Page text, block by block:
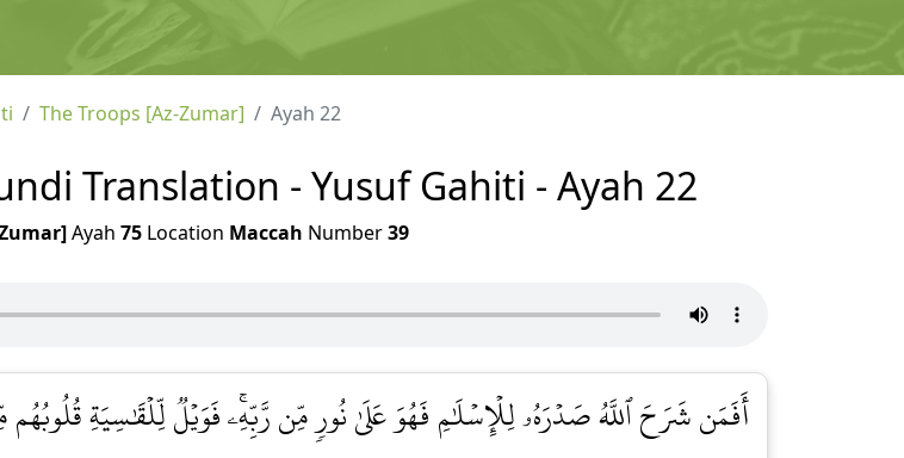
The Troops [Az-Zumar] Ayah 22
Translation - Yusuf Gahiti - Ayah 22
Ayah 75Location Maccah Number39
أَفَمَن شَرَحَ ٱللَّهُ صَدۡرَهُۥ لِلۡإِسۡلَٰمِ فَهُوَ عَلَىٰ نُورٖ مِّن رَّبِّهِۦۚ فَوَيۡلٞ لِّلۡقَٰسِيَةِ